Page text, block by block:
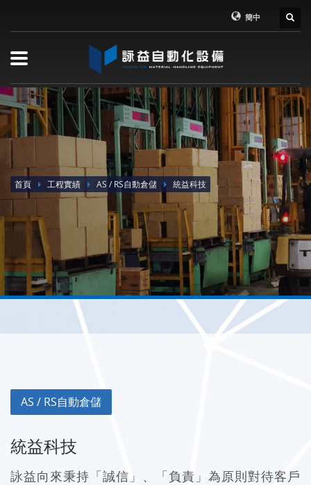
簡中
首頁 工程實績 AS / RS自動倉儲 統益科技
AS / RS自動倉儲
統益科技
詠益向來秉持「誠信」、「負責」為原則對待客戶